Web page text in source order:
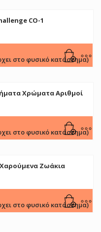
CO-1
στο φυσικό κατάστημα)
Χρώματα Αριθμοί
στο φυσικό κατάστημα)
Ζωάκια
στο φυσικό κατάστημα)